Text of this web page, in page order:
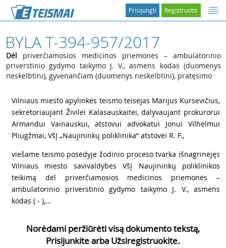
Registruotis
Prisijungti
BYLA T-394-957/2017
Dėl priverčiamosios medicinos priemonės – ambulatorinio
priverstinio gydymo taikymo J. V., asmens kodas (duomenys
neskelbtini), gyvenančiam (duomenys neskelbtini), pratęsimo
Vilniaus miesto apylinkės teismo teisėjas Marijus Kursevičius,
sekretoriaujant Živilei Kalasauskaitei, dalyvaujant prokurorui
Armandui Vainauskui, atstovui advokatui Jonui Vilhelmui
Pliugžmai, VšĮ „Naujininkų poliklinika“ atstovei R. F.,
viešame teismo posėdyje žodinio proceso tvarka išnagrinėjęs
Vilniaus miesto savivaldybės VšĮ Naujininkų poliklinikos
teikimą dėl priverčiamosios medicinos priemonės –
ambulatorinio priverstinio gydymo taikymo J. V., asmens
kodas ( - ),...
Norėdami peržiūrėti visą dokumento tekstą,
Prisijunkite arba Užsiregistruokite.